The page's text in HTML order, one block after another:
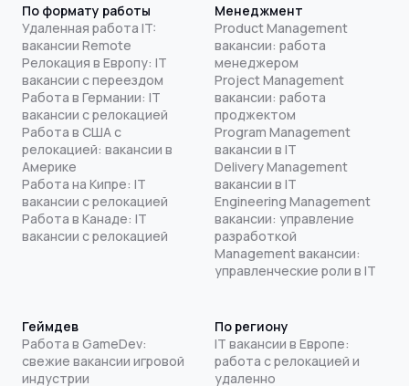
По формату работы
Удаленная работа IT:
вакансии Remote
Релокация в Европу: IT
вакансии с переездом
Работа в Германии: IT
вакансии с релокацией
Работа в США с
релокацией: вакансии в
Америке
Работа на Кипре: IT
вакансии с релокацией
Работа в Канаде: IT
вакансии с релокацией
Менеджмент
Product Management
вакансии: работа
менеджером
Project Management
вакансии: работа
проджектом
Program Management
вакансии в IT
Delivery Management
вакансии в IT
Engineering Management
вакансии: управление
разработкой
Management вакансии:
управленческие роли в IT
Геймдев
Работа в GameDev:
свежие вакансии игровой
индустрии
По региону
IT вакансии в Европе:
работа с релокацией и
удаленно